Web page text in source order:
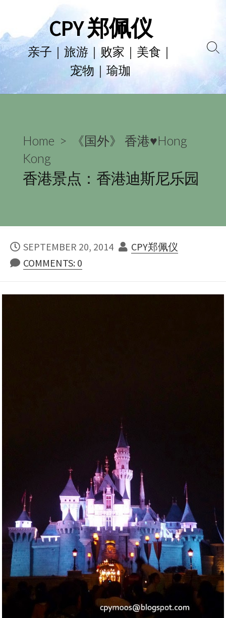
to
content
CPY 郑佩仪
亲子｜旅游｜败家｜美食｜
宠物｜瑜珈
Home >
《国外》 香港♥Hong
Kong
香港景点：香港迪斯尼乐园
PUBLISHED
DATE
SEPTEMBER 20, 2014 AUTHOR
CPY郑佩仪
COMMENTS: 0